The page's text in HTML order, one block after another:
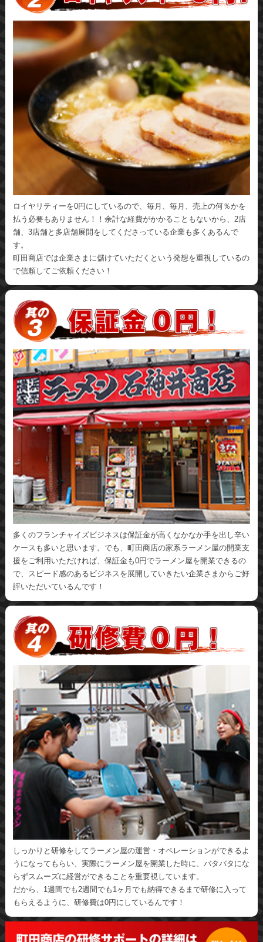
ロイヤリティーを0円にしているので、毎月、毎月、売上の何％かを
払う必要もありません！！余計な経費がかかることもないから、2店
舗、3店舗と多店舗展開をしてくださっている企業も多くあるんで
す。
町田商店では企業さまに儲けていただくという発想を重視しているの
で信頼してご依頼ください！
多くのフランチャイズビジネスは保証金が高くなかなか手を出し辛い
ケースも多いと思います。でも、町田商店の家系ラーメン屋の開業支
援をご利用いただければ、保証金も0円でラーメン屋を開業できるの
で、スピード感のあるビジネスを展開していきたい企業さまからご好
評いただいているんです！
しっかりと研修をしてラーメン屋の運営・オペレーションができるよ
うになってもらい、実際にラーメン屋を開業した時に、バタバタにな
らずスムーズに経営ができることを重要視しています。
だから、1週間でも2週間でも1ヶ月でも納得できるまで研修に入って
もらえるように、研修費は0円にしているんです！